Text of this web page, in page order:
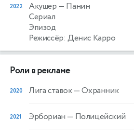
2022 Акушер — Панин
Сериал
Эпизод
Режиссёр: Денис Карро
Роли в рекламе
2020 Лига ставок— Охранник
2021 Эрбориан — Полицейский